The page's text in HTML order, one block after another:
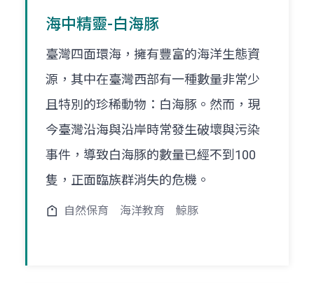
海中精靈-白海豚
臺灣四面環海，擁有豐富的海洋生態資
源，其中在臺灣西部有一種數量非常少
且特別的珍稀動物：白海豚。然而，現
今臺灣沿海與沿岸時常發生破壞與污染
事件，導致白海豚的數量已經不到100
隻，正面臨族群消失的危機。
自然保育 海洋教育 鯨豚